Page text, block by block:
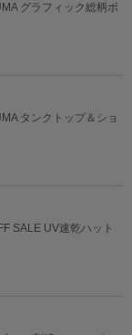
グラフィック総柄ボ
タンクトップ＆ショ
SALE UV速乾ハット